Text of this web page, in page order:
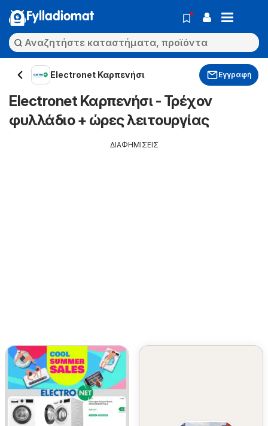
Fylladiomat
Electronet Καρπενήσι Εγγραφή
Electronet Καρπενήσι - Τρέχον
φυλλάδιο + ώρες λειτουργίας
ΔΙΑΦΗΜΙΣΕΙΣ